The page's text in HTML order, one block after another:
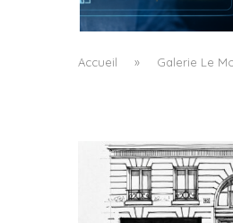
by
Accueil » Galerie Le